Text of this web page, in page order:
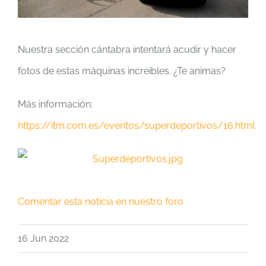
Nuestra sección cántabra intentará acudir y hacer
fotos de estas máquinas increíbles. ¿Te animas?
Más información:
https://itm.com.es/eventos/superdeportivos/16.html
Comentar esta noticia en nuestro foro
16 Jun 2022